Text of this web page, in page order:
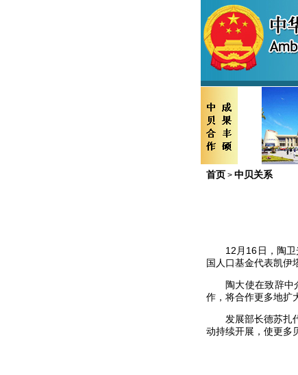
首页 > 中贝关系
12 月 16日，陶
国人口基金代表凯伊
陶大使在致辞
作，将合作更多地扩
发展部长德苏扎
动持续开展，使更多